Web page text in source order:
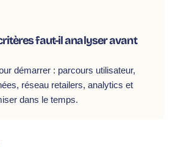
faut-il analyser avant
démarrer : parcours utilisateur,
réseau retailers, analytics et
dans le temps.